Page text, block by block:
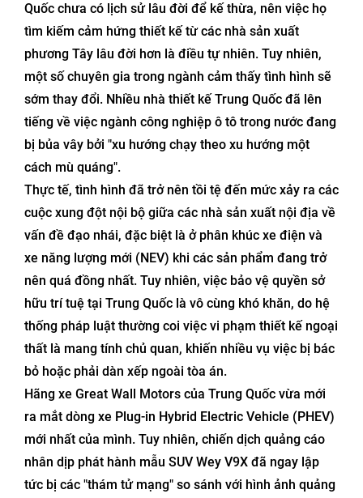
Quốc chưa có lịch sử lâu đời để kế thừa, nên việc họ
tìm kiếm cảm hứng thiết kế từ các nhà sản xuất
phương Tây lâu đời hơn là điều tự nhiên. Tuy nhiên,
một số chuyên gia trong ngành cảm thấy tình hình sẽ
sớm thay đổi. Nhiều nhà thiết kế Trung Quốc đã lên
tiếng về việc ngành công nghiệp ô tô trong nước đang
bị bủa vây bởi "xu hướng chạy theo xu hướng một
cách mù quáng".
Thực tế, tình hình đã trở nên tồi tệ đến mức xảy ra các
cuộc xung đột nội bộ giữa các nhà sản xuất nội địa về
vấn đề đạo nhái, đặc biệt là ở phân khúc xe điện và
xe năng lượng mới (NEV) khi các sản phẩm đang trở
nên quá đồng nhất. Tuy nhiên, việc bảo vệ quyền sở
hữu trí tuệ tại Trung Quốc là vô cùng khó khăn, do hệ
thống pháp luật thường coi việc vi phạm thiết kế ngoại
thất là mang tính chủ quan, khiến nhiều vụ việc bị bác
bỏ hoặc phải dàn xếp ngoài tòa án.
Hãng xe Great Wall Motors của Trung Quốc vừa mới
ra mắt dòng xe Plug-in Hybrid Electric Vehicle (PHEV)
mới nhất của mình. Tuy nhiên, chiến dịch quảng cáo
nhân dịp phát hành mẫu SUV Wey V9X đã ngay lập
tức bị các "thám tử mạng" so sánh với hình ảnh quảng